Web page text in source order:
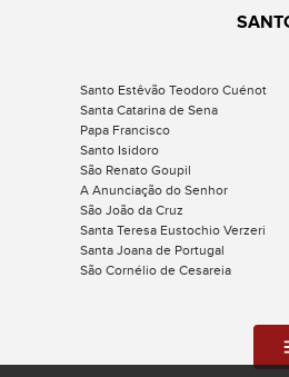
Santo Estêvão Teodoro Cuénot
Santa Catarina de Sena
Papa Francisco
Santo Isidoro
São Renato Goupil
A Anunciação do Senhor
São João da Cruz
Santa Teresa Eustochio Verzeri
Santa Joana de Portugal
São Cornélio de Cesareia